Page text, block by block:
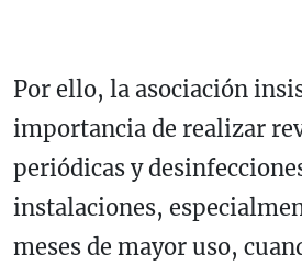
Por ello, la asociación
importancia de realizar
periódicas y
instalaciones,
meses de mayor uso,